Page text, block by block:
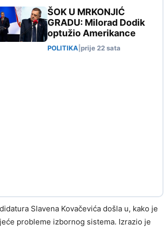
ŠOK U MRKONJIĆ
GRADU: Milorad Dodik
optužio Amerikance
POLITIKA prije 22 sata
Slavena Kovačevića došla u, kako je
probleme izbornog sistema. Izrazio je